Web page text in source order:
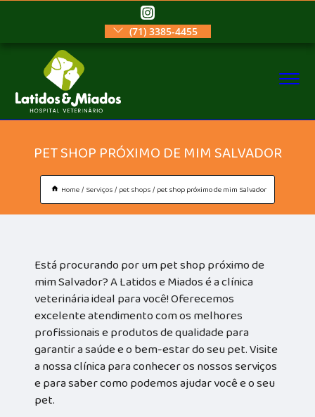
(71) 3385-4455
PET SHOP PRÓXIMO DE MIM SALVADOR
Home Serviços pet shops pet shop próximo de mim Salvador
Está procurando por um pet shop próximo de
mim Salvador? A Latidos e Miados é a clínica
veterinária ideal para você! Oferecemos
excelente atendimento com os melhores
profissionais e produtos de qualidade para
garantir a saúde e o bem-estar do seu pet. Visite
a nossa clínica para conhecer os nossos serviços
e para saber como podemos ajudar você e o seu
pet.